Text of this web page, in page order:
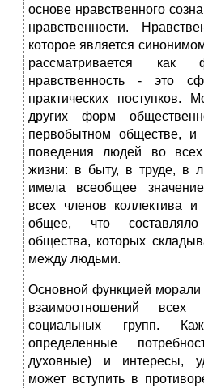
основе нравственного
нравственности.
которое является
рассматривается
нравственность - это
практических поступков.
других форм
первобытном обществе, и
поведения людей во
жизни: в быту, в труде, в
имела всеобщее
всех членов коллектива
общее, что
общества, которых
между людьми.
Основной функцией морали
взаимоотношений
социальных групп.
определенные
духовные) и интересы,
может вступить в